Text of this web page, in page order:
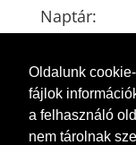
Oldalunk
fájlok
a felhasználó
nem tárolnak
Naptár:
H K
3
4